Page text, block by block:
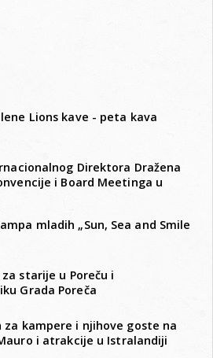
Lions kave - peta kava
Direktora Dražena
i Board Meetinga u
mladih „Sun, Sea and Smile
starije u Poreču i
Grada Poreča
za kampere i njihove goste na
i atrakcije u Istralandiji